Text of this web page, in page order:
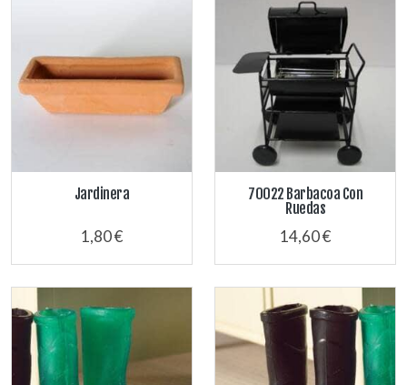
Jardinera
1,80 €
70022 Barbacoa Con
Ruedas
14,60 €